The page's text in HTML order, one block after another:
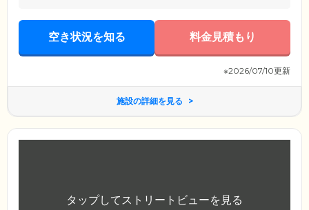
空き状況を知る 料金見積もり
※2026/07/10更新
施設の詳細を見る